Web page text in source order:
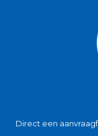
Direct een